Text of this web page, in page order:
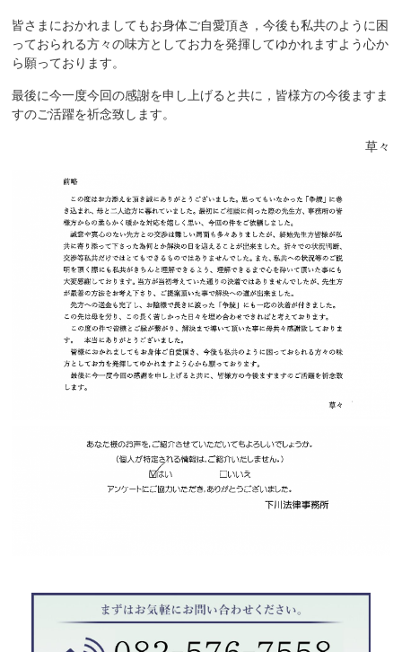
皆さまにおかれましてもお身体ご自愛頂き，今後も私共のように困
っておられる方々の味方としてお力を発揮してゆかれますよう心か
ら願っております。
最後に今一度今回の感謝を申し上げると共に，皆様方の今後ますま
すのご活躍を祈念致します。
草々